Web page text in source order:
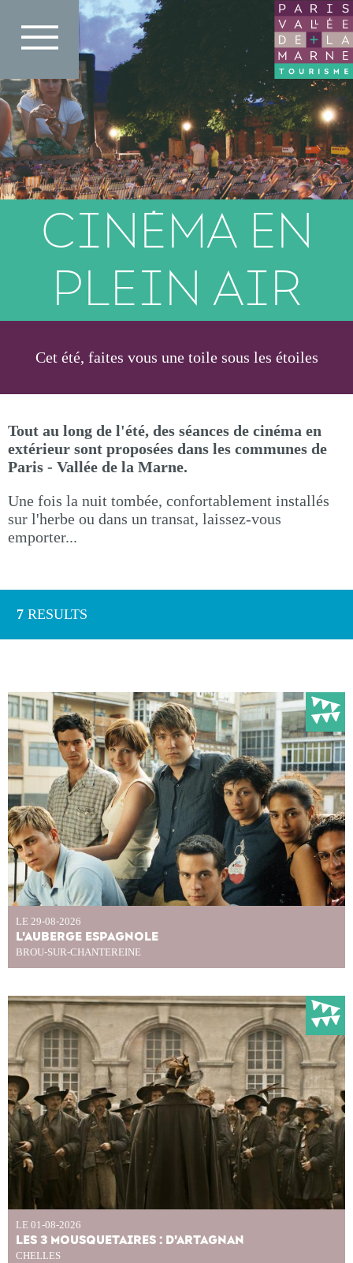
contenu
CINÉMA EN
PLEIN AIR
Cet été, faites vous une toile sous les étoiles
Tout au long de l'été, des séances de cinéma en
extérieur sont proposées dans les communes de
Paris - Vallée de la Marne.
Une fois la nuit tombée, confortablement installés
sur l'herbe ou dans un transat, laissez-vous
emporter...
7 RESULTS
LE 29-08-2026
L'AUBERGE ESPAGNOLE
BROU-SUR-CHANTEREINE
LE 01-08-2026
LES 3 MOUSQUETAIRES : D'ARTAGNAN
CHELLES